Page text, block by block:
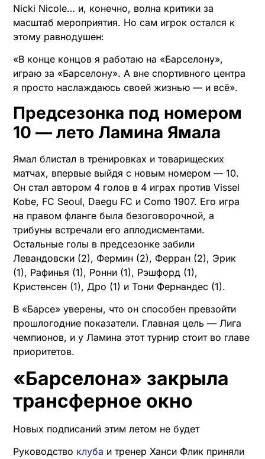
Nicki Nicole… и, конечно, волна критики за
масштаб мероприятия. Но сам игрок остался к
этому равнодушен:
«В конце концов я работаю на «Барселону»,
играю за «Барселону». А вне спортивного центра
я просто наслаждаюсь своей жизнью — и всё».
Предсезонка под номером
10 — лето Ламина Ямала
Ямал блистал в тренировках и товарищеских
матчах, впервые выйдя с новым номером — 10.
Он стал автором 4 голов в 4 играх против Vissel
Kobe, FC Seoul, Daegu FC и Como 1907. Его игра
на правом фланге была безоговорочной, а
трибуны встречали его аплодисментами.
Остальные голы в предсезонке забили
Левандовски (2), Фермин (2), Ферран (2), Эрик
(1), Рафинья (1), Ронни (1), Рэшфорд (1),
Кристенсен (1), Дро (1) и Тони Фернандес (1).
В «Барсе» уверены, что он способен превзойти
прошлогодние показатели. Главная цель — Лига
чемпионов, и у Ламина этот турнир стоит во главе
приоритетов.
«Барселона» закрыла
трансферное окно
Новых подписаний этим летом не будет
Руководство клуба и тренер Ханси Флик приняли